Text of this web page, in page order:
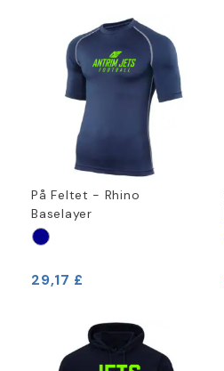
På Feltet - Rhino
Baselayer
29,17 £